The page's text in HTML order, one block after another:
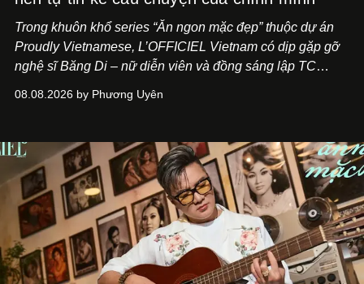
Trong khuôn khổ series “Ăn ngon mặc đẹp” thuộc dự án
Proudly Vietnamese, L’OFFICIEL Vietnam có dịp gặp gỡ
nghệ sĩ Băng Di – nữ diễn viên và đồng sáng lập TC
Kitchen Bar và SALEM tại TP.HCM.
08.08.2026 by Phương Uyên